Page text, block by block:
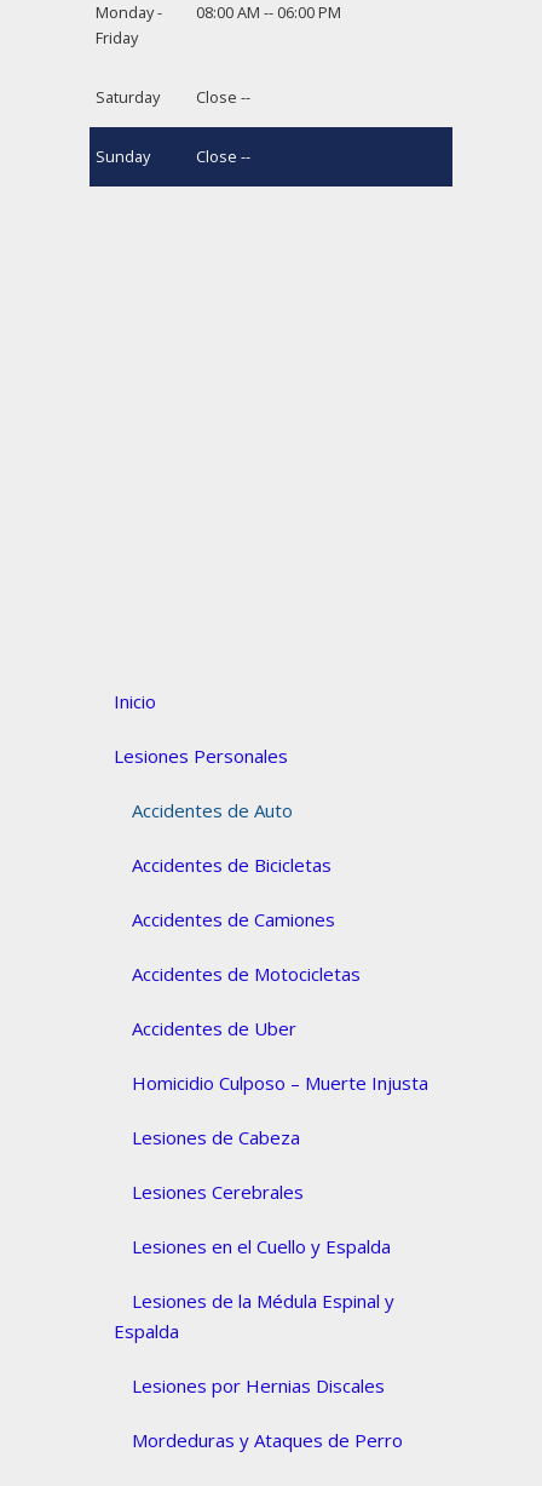
Monday -
Friday
08:00 AM -- 06:00 PM
Saturday Close --
Sunday Close --
Inicio
Lesiones Personales
Accidentes de Auto
Accidentes de Bicicletas
Accidentes de Camiones
Accidentes de Motocicletas
Accidentes de Uber
Homicidio Culposo – Muerte Injusta
Lesiones de Cabeza
Lesiones Cerebrales
Lesiones en el Cuello y Espalda
Lesiones de la Médula Espinal y
Espalda
Lesiones por Hernias Discales
Mordeduras y Ataques de Perro